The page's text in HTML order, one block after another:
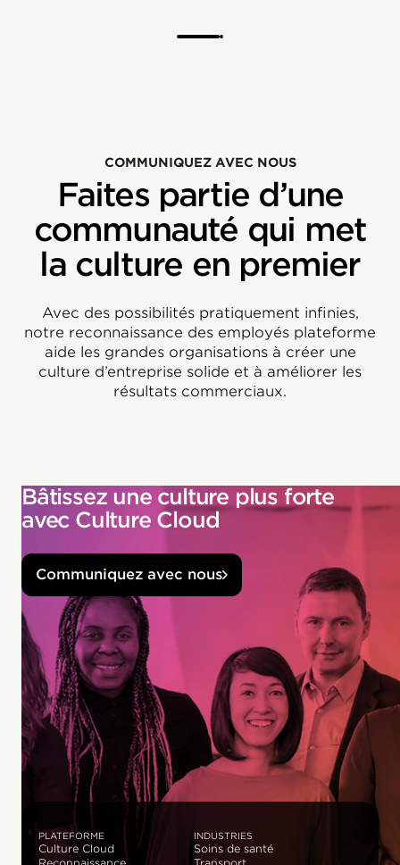
COMMUNIQUEZ AVEC NOUS
Faites partie d’une
communauté qui met
la culture en premier
Avec des possibilités pratiquement infinies,
notre reconnaissance des employés plateforme
aide les grandes organisations à créer une
culture d’entreprise solide et à améliorer les
résultats commerciaux.
Bâtissez une culture plus forte
avec Culture Cloud
Communiquez avec nous
PLATEFORME
Culture Cloud
INDUSTRIES
Soins de santé